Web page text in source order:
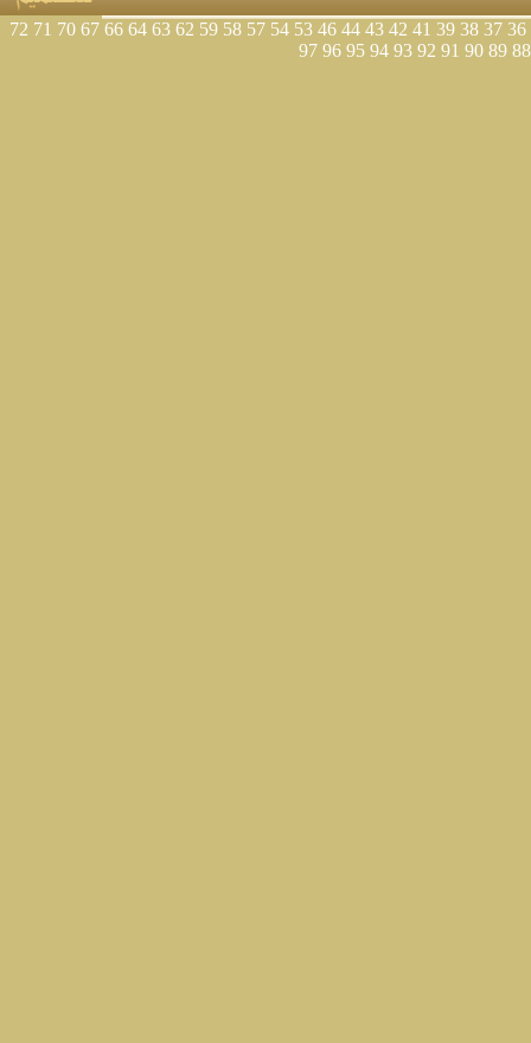
36
37
38
39
41
42
43
44
46
53
54
57
58
59
62
63
64
66
67
70
71
72
88
89
90
91
92
93
94
95
96
97